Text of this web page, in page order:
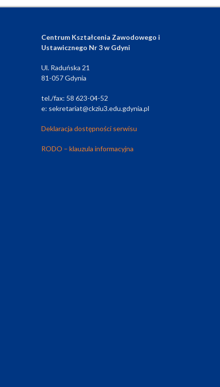
Centrum Kształcenia Zawodowego i
Ustawicznego Nr 3 w Gdyni
Ul. Raduńska 21
81-057 Gdynia
tel./fax: 58 623-04-52
e: sekretariat@ckziu3.edu.gdynia.pl
Deklaracja dostępności serwisu
RODO – klauzula informacyjna